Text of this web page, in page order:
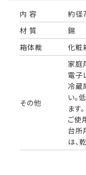
内 容
約径
材 質
錫
箱体裁
化粧
その他
家庭
電子
冷蔵
い。
ます。
ご使
台所
は、